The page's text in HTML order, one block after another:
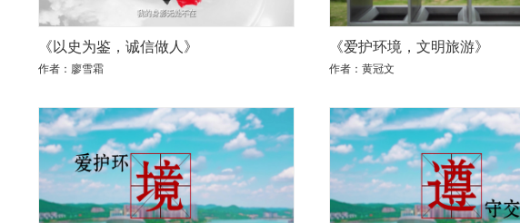
《以史为鉴，诚信做人》
作者：廖雪霜
《爱护环境，文明旅游》
作者：黄冠文